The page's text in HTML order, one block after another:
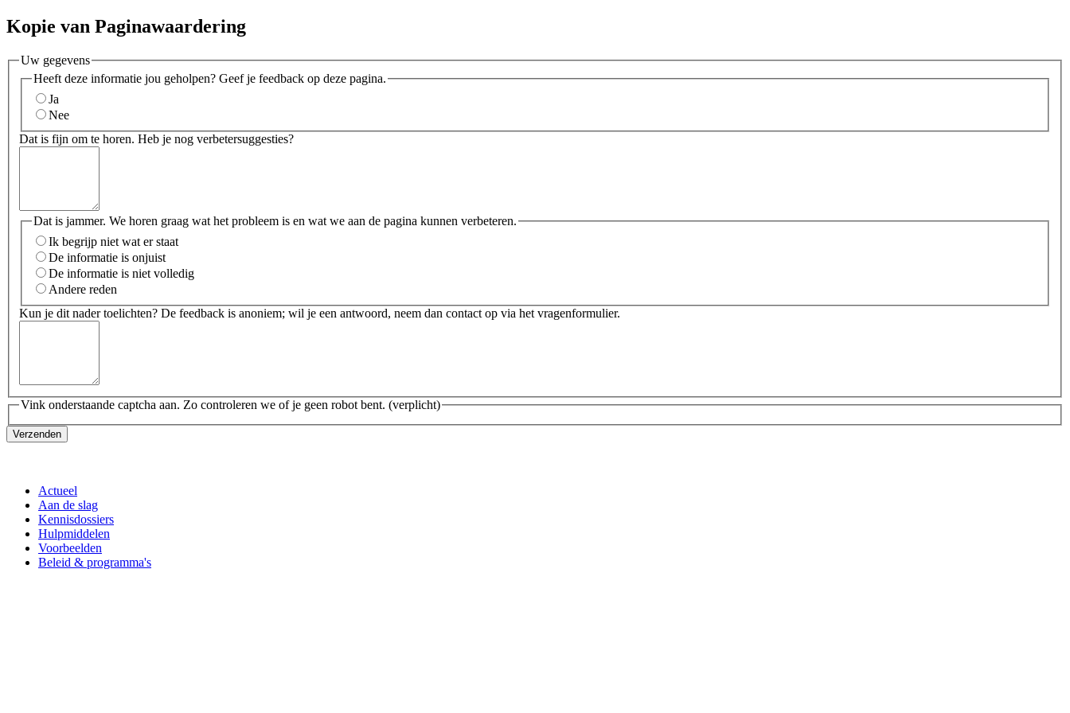
Kopie van Paginawaardering
Uw gegevens
Heeft deze informatie jou geholpen? Geef je feedback op deze pagina.
Ja
Nee
Dat is fijn om te horen. Heb je nog verbetersuggesties?
Dat is jammer. We horen graag wat het probleem is en wat we aan de pagina kunnen verbeteren.
Ik begrijp niet wat er staat
De informatie is onjuist
De informatie is niet volledig
Andere reden
Kun je dit nader toelichten? De feedback is anoniem; wil je een antwoord, neem dan contact op via het vragenformulier.
Vink onderstaande captcha aan. Zo controleren we of je geen robot bent. (verplicht)
Verzenden
Actueel
Aan de slag
Kennisdossiers
Hulpmiddelen
Voorbeelden
Beleid & programma's